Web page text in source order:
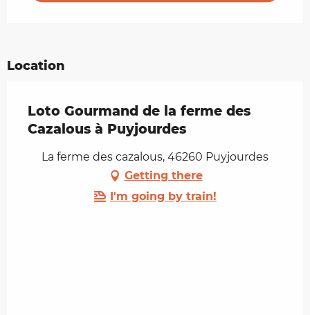
Location
Loto Gourmand de la ferme des
Cazalous à Puyjourdes
La ferme des cazalous, 46260 Puyjourdes
Getting there
I'm going by train!